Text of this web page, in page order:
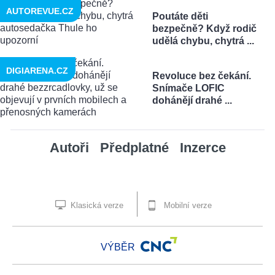
Poutáte děti
bezpečně? Když rodič
udělá chybu, chytrá ...
AUTOREVUE.CZ
Revoluce bez čekání.
Snímače LOFIC
dohánějí drahé ...
DIGIARENA.CZ
Autoři Předplatné Inzerce
Klasická verze Mobilní verze
VÝBĚR